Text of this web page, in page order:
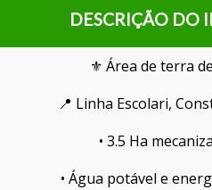
DESCRIÇÃO DO
⚜️ Área de terra
📍 Linha Escolari,
• 3.5 Ha
• Água potável e